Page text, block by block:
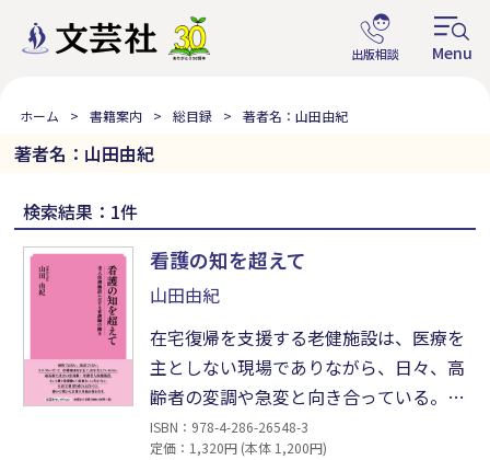
ホーム 書籍案内 総目録 著者名：山田由紀
著者名：山田由紀
検索結果：1件
看護の知を超えて
山田由紀
在宅復帰を支援する老健施設は、医療を
主としない現場でありながら、日々、高
齢者の変調や急変と向き合っている。本
書は、そこで働く看護師への綿密な面接
ISBN：978-4-286-26548-3
定価：1,320円 (本体 1,200円)